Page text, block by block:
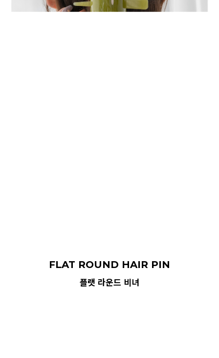
FLAT ROUND HAIR PIN
플랫 라운드 비녀